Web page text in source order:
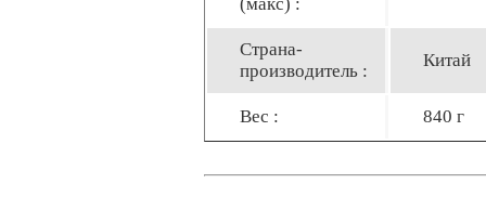
Страна-
производитель :
Китай
Вес : 840 г